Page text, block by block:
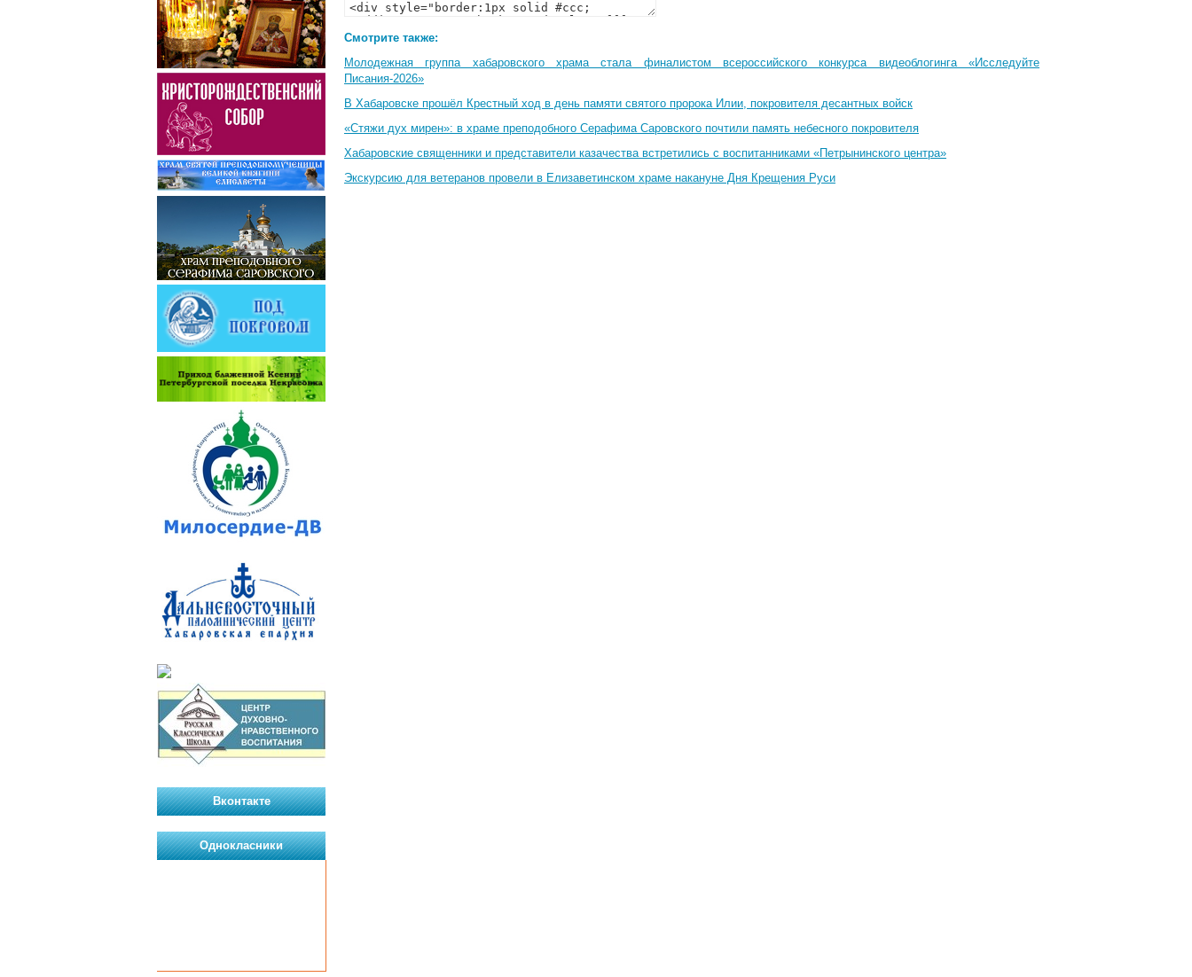
Смотрите также:
Молодежная группа хабаровского храма стала финалистом всероссийского конкурса видеоблогинга «Исследуйте
Писания-2026»
В Хабаровске прошёл Крестный ход в день памяти святого пророка Илии, покровителя десантных войск
«Стяжи дух мирен»: в храме преподобного Серафима Саровского почтили память небесного покровителя
Хабаровские священники и представители казачества встретились с воспитанниками «Петрынинского центра»
Экскурсию для ветеранов провели в Елизаветинском храме накануне Дня Крещения Руси
Вконтакте
Однокласники